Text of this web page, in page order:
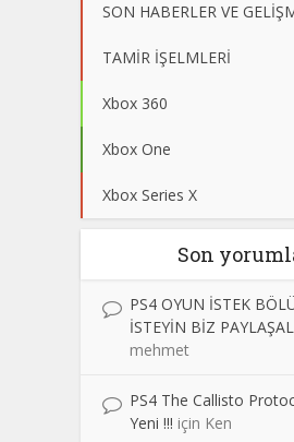
SON HABERLER VE
TAMİR İŞELMLERİ
Xbox 360
Xbox One
Xbox Series X
Son
PS4 OYUN İSTEK
İSTEYİN BİZ
mehmet
PS4 The Callisto
Yeni !!! için Ken